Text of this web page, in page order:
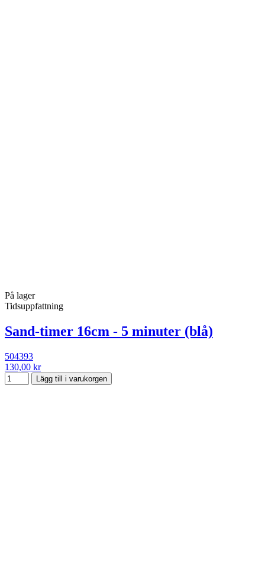
På lager
Tidsuppfattning
Sand-timer 16cm - 5 minuter (blå)
504393
130,00 kr
Lägg till i varukorgen